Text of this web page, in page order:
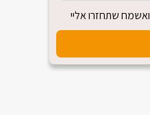
ואשמח שתחזרו אליי